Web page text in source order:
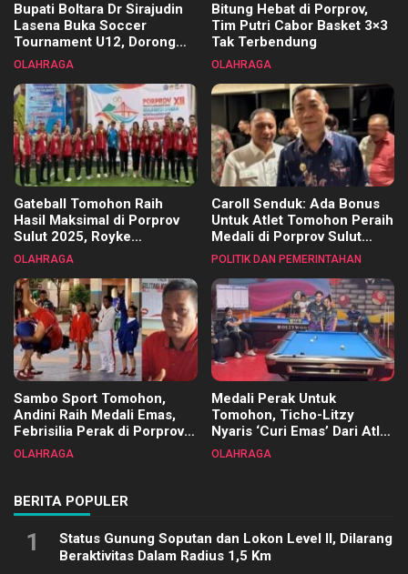
Bupati Boltara Dr Sirajudin
Lasena Buka Soccer
Tournament U12, Dorong
Pembinaan Merata di Setiap
OLAHRAGA
Bitung Hebat di Porprov,
Tim Putri Cabor Basket 3×3
Tak Terbendung
OLAHRAGA
Gateball Tomohon Raih
Hasil Maksimal di Porprov
Sulut 2025, Royke
Tangkawarouw Ucapkan
OLAHRAGA
Caroll Senduk: Ada Bonus
Untuk Atlet Tomohon Peraih
Medali di Porprov Sulut
2025
POLITIK DAN PEMERINTAHAN
Sambo Sport Tomohon,
Andini Raih Medali Emas,
Febrisilia Perak di Porprov
Sulut 2025
OLAHRAGA
Medali Perak Untuk
Tomohon, Ticho-Litzy
Nyaris ‘Curi Emas’ Dari Atlet
Biliar PON di Porprov Sulut
OLAHRAGA
BERITA POPULER
1
Status Gunung Soputan dan Lokon Level II, Dilarang
Beraktivitas Dalam Radius 1,5 Km